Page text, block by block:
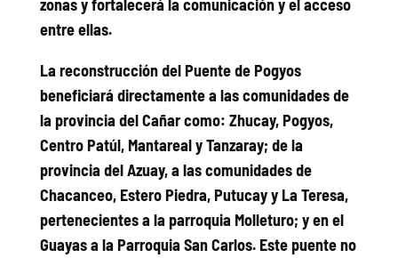
zonas y fortalecerá la comunicación y el acceso
entre ellas.
La reconstrucción del Puente de Pogyos
beneficiará directamente a las comunidades de
la provincia del Cañar como: Zhucay, Pogyos,
Centro Patúl, Mantareal y Tanzaray; de la
provincia del Azuay, a las comunidades de
Chacanceo, Estero Piedra, Putucay y La Teresa,
pertenecientes a la parroquia Molleturo; y en el
Guayas a la Parroquia San Carlos. Este puente no